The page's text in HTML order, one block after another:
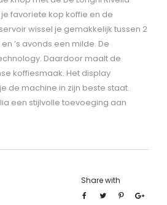
favoriete kop koffie en de
wissel je gemakkelijk tussen 2
’s avonds een milde. De
Daardoor maalt de
koffiesmaak. Het display
de machine in zijn beste staat.
een stijlvolle toevoeging aan
Share with